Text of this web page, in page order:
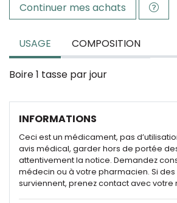
Continuer mes achats
USAGE COMPOSITION
Boire 1 tasse par jour
INFORMATIONS
Ceci est un médicament, pas
avis médical, garder hors de portée
attentivement la notice. Demandez
médecin ou à votre pharmacien. Si des
surviennent, prenez contact avec votre